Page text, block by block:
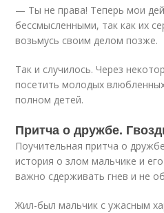
— Ты не права! Теперь мои
бессмысленными, так как их
возьмусь своим делом позже.
Так и случилось. Через
посетить молодых
полном детей.
Притча о дружбе.
Поучительная притча о
история о злом мальчике и
важно сдерживать гнев и не
Жил-был мальчик с ужасным